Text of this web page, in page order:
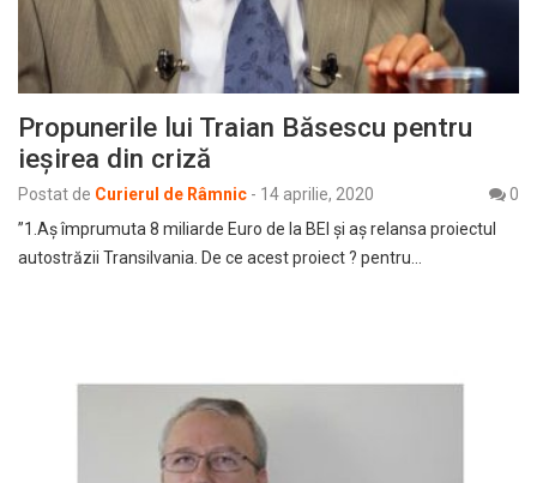
Propunerile lui Traian Băsescu pentru
ieșirea din criză
Postat de Curierul de Râmnic - 14 aprilie, 2020
0
”1.Aș împrumuta 8 miliarde Euro de la BEI și aș relansa proiectul
autostrăzii Transilvania. De ce acest proiect ? pentru…